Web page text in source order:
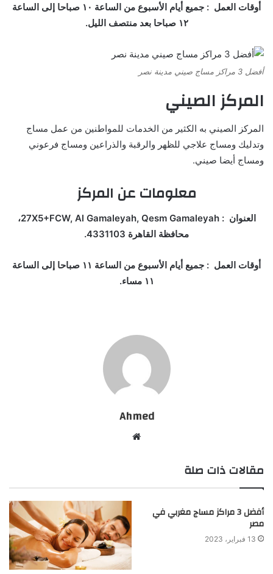
أوقات العمل : جميع أيام الأسبوع من الساعة ١٠ صباحا إلى الساعة
١٢ صباحا بعد منتصف الليل.
أفضل 3 مراكز مساج صيني مدينة نصر
المركز الصيني
المركز الصيني به الكثير من الخدمات للمواطنين من عمل مساج
وتدليك ومساج علاجي للظهر والرقبة والذراعين ومساج فرعوني
ومساج أيضا صيني.
معلومات عن المركز
العنوان : 27X5+FCW, Al Gamaleyah, Qesm Gamaleyah،
محافظة القاهرة 4331103.
أوقات العمل : جميع أيام الأسبوع من الساعة ١١ صباحا إلى الساعة
١١ مساء.
Ahmed
مقالات ذات صلة
أفضل 3 مراكز مساج مغربي في
مصر
13 فبراير، 2023